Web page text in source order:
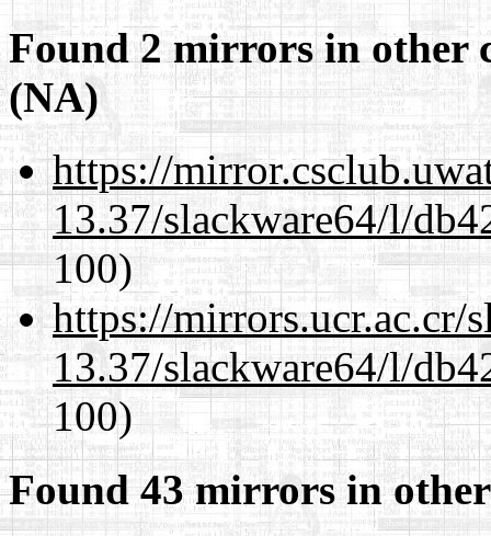
Found 2 mirrors in other
(NA)
https://
13.37/slackware64/l/
100)
https://mirrors.ucr.ac.cr/
13.37/slackware64/l/
100)
Found 43 mirrors in